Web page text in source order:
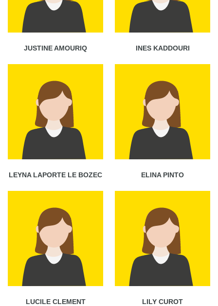
JUSTINE AMOURIQ INES KADDOURI
LEYNA LAPORTE LE BOZEC ELINA PINTO
LUCILE CLEMENT LILY CUROT